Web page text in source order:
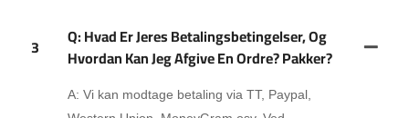
3
Q: Hvad Er Jeres Betalingsbetingelser, Og
Hvordan Kan Jeg Afgive En Ordre? Pakker?
A: Vi kan modtage betaling via TT, Paypal,